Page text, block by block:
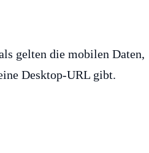
gelten die mobilen Daten,
Desktop-URL gibt.